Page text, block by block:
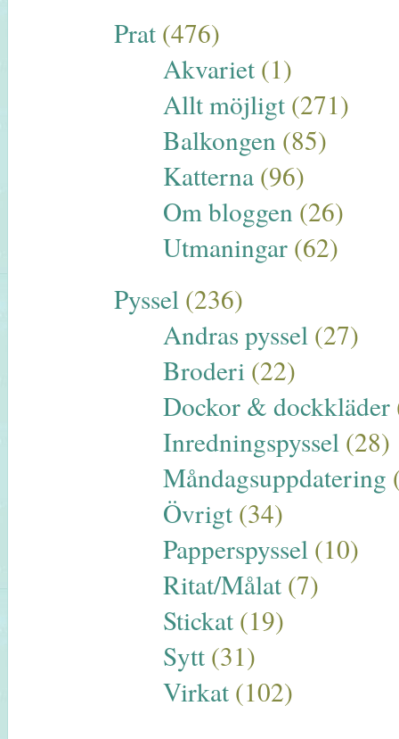
Prat(476)
Akvariet (1)
Allt möjligt (271)
Balkongen (85)
Katterna (96)
Om bloggen (26)
Utmaningar (62)
Pyssel(236)
Andras pyssel (27)
Broderi (22)
Dockor & dockkläder
Inredningspyssel (28)
Måndagsuppdatering
Övrigt (34)
Papperspyssel (10)
Ritat/Målat (7)
Stickat (19)
Sytt (31)
Virkat (102)